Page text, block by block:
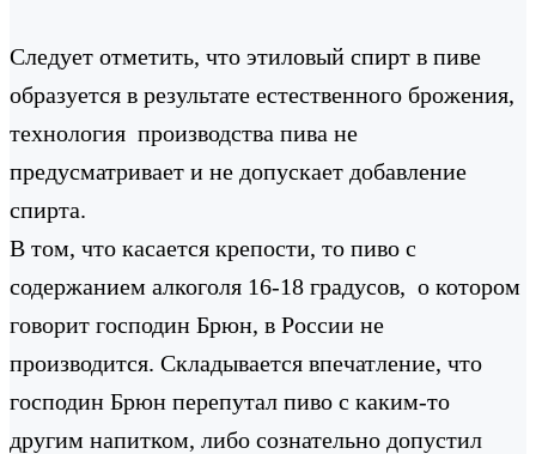
Следует отметить, что этиловый спирт в пиве
образуется в результате естественного брожения,
технология производства пива не
предусматривает и не допускает добавление
спирта.
В том, что касается крепости, то пиво с
содержанием алкоголя 16-18 градусов, о котором
говорит господин Брюн, в России не
производится. Складывается впечатление, что
господин Брюн перепутал пиво с каким-то
другим напитком, либо сознательно допустил